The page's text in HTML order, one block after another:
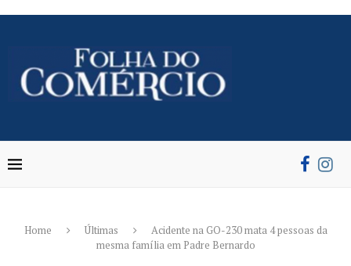
Home Últimas
Acidente na GO-230 mata 4 pessoas da
mesma família em Padre Bernardo